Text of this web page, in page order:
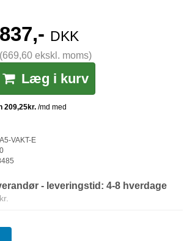
837,- DKK
(669,60 ekskl. moms)
Læg i kurv
VAKT-E
- leveringstid: 4-8 hverdage